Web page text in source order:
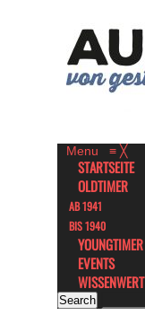
Menu ≡ ╳
STARTSEITE
OLDTIMER
AB 1941
BIS 1940
YOUNGTIMER
EVENTS
WISSENWERT